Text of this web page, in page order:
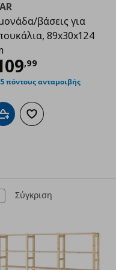
βάσεις για
89x30x124
,99
πόντους ανταμοιβής
Προσθήκη στο καλάθι
Προσθήκη στα
Σύγκριση